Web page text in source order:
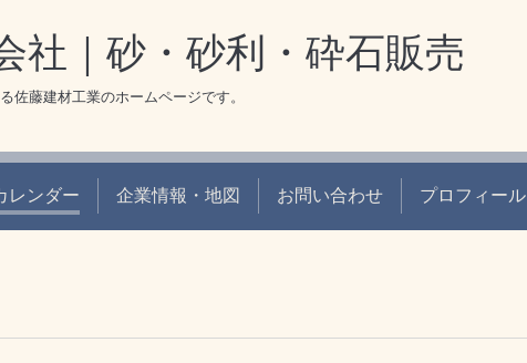
社｜砂・砂利・砕石販売
佐藤建材工業のホームページです。
レンダー 企業情報・地図 お問い合わせ プロフィール